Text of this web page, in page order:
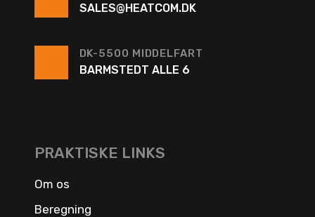
SALES@HEATCOM.DK
DK-5500 MIDDELFART
BARMSTEDT ALLE 6
PRAKTISKE LINKS
Om os
Beregning